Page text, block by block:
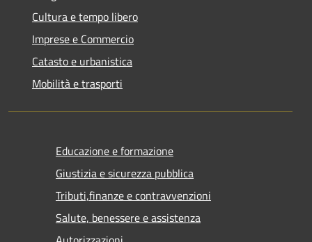
Cultura e tempo libero
Imprese e Commercio
Catasto e urbanistica
Mobilità e trasporti
Educazione e formazione
Giustizia e sicurezza pubblica
Tributi,finanze e contravvenzioni
Salute, benessere e assistenza